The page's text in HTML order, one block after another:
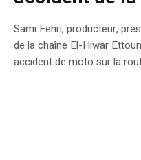
Sami Fehri, producteur,
de la chaîne El-Hiwar
accident de moto sur la